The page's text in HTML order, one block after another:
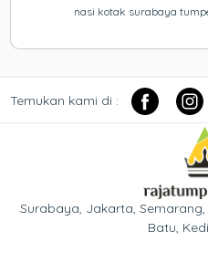
nasi kotak surabaya
Temukan kami di :
Surabaya, Jakarta,
Batu,